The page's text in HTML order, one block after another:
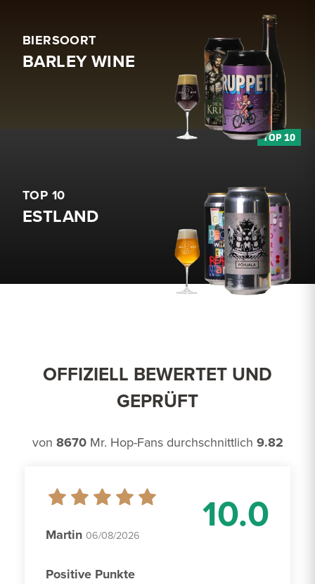
BIERSOORT
BARLEY WINE
TOP 10
ESTLAND
OFFIZIELL BEWERTET UND
GEPRÜFT
von 8670Mr. Hop-Fans durchschnittlich 9.82
10.0
Martin 06/08/2026
Positive Punkte